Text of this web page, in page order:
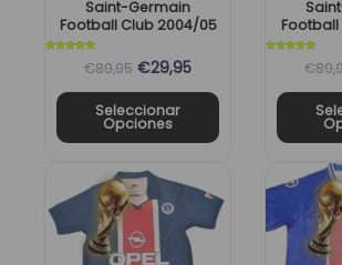
Saint-Germain
Football Club 2004/05
€89,95 €29,95
Seleccionar
Opciones
en
página
de
producto
Football
El
precio
original
era:
precio
actual
Este
producto
tiene
múltiples